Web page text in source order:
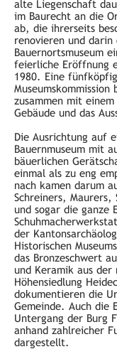
alte Liegenschaft
im Baurecht an die
ab, die ihrerseits
renovieren und darin
Bauernortsmuseum
feierliche Eröffnung
1980. Eine
zusammen mit
Gebäude und das
Die Ausrichtung auf
Bauernmuseum mit
bäuerlichen
einmal als zu eng
nach kamen darum
Schreiners, Maurers,
und sogar die ganze
der
Historischen
das Bronzeschwert
und Keramik aus der
Höhensiedlung
dokumentieren die
Gemeinde. Auch die
Untergang der Burg
anhand zahlreicher
dargestellt.